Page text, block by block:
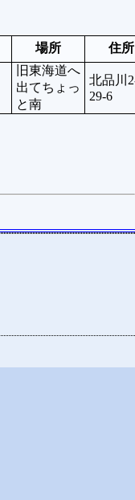
場所 住所
旧東海道へ
出てちょっ
と南
北品川
29-6